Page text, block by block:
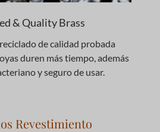
& Quality Brass
de calidad probada
duren más tiempo, además
y seguro de usar.
Revestimiento